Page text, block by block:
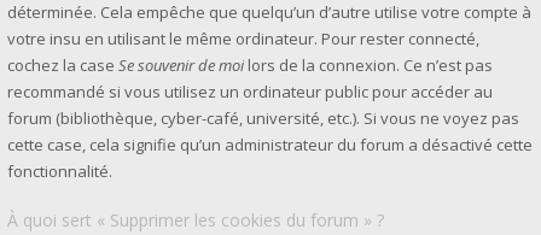
déterminée. Cela empêche que quelqu’un d’autre utilise votre compte à
votre insu en utilisant le même ordinateur. Pour rester connecté,
cochez la case Se souvenir de moilors de la connexion. Ce n’est pas
recommandé si vous utilisez un ordinateur public pour accéder au
forum (bibliothèque, cyber-café, université, etc.). Si vous ne voyez pas
cette case, cela signifie qu’un administrateur du forum a désactivé cette
fonctionnalité.
À quoi sert « Supprimer les cookies du forum » ?